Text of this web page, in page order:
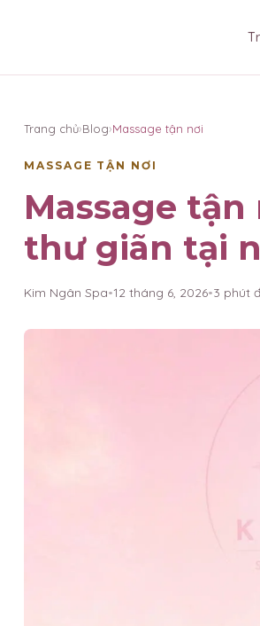
Trang chủ›Blog›Massage tận nơi
MASSAGE TẬN NƠI
Massage
thư giãn tại
Kim Ngân Spa•12 tháng 6, 2026•3 phút